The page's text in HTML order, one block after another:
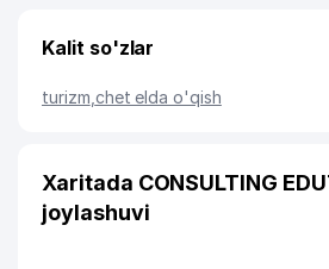
Kalit so'zlar
turizm chet elda o'qish
Xaritada CONSULTING
joylashuvi